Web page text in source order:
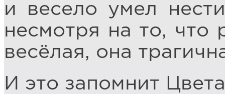
и весело умел
несмотря на то, что
весёлая, она
И это запомнит